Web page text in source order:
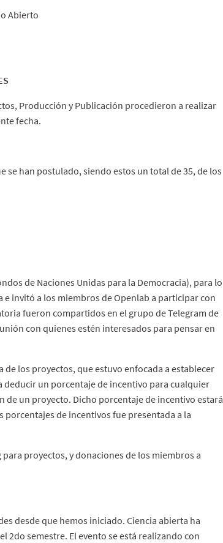
Abierto
Producción y Publicación procedieron a realizar
fecha.
se han postulado, siendo estos un total de 35, de los
de Naciones Unidas para la Democracia), para lo
invitó a los miembros de Openlab a participar con
fueron compartidos en el grupo de Telegram de
con quienes estén interesados para pensar en
los proyectos, que estuvo enfocada a establecer
deducir un porcentaje de incentivo para cualquier
de un proyecto. Dicho porcentaje de incentivo estará
de incentivos fue presentada a la
proyectos, y donaciones de los miembros a
desde que hemos iniciado. Ciencia abierta ha
semestre. El evento se está realizando con